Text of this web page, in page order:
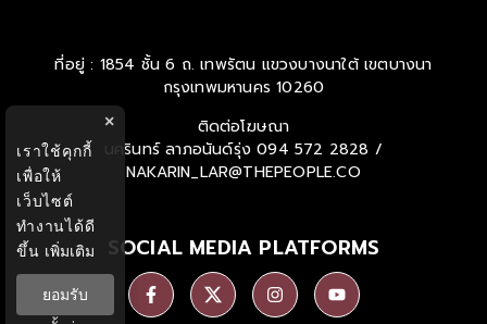
ที่อยู่ : 1854 ชั้น 6 ถ. เทพรัตน แขวงบางนาใต้ เขตบางนา
กรุงเทพมหานคร 10260
ติดต่อโฆษณา
นครินทร์ ลาภอนันด์รุ่ง 094 572 2828 /
NAKARIN_LAR@THEPEOPLE.CO
SOCIAL MEDIA PLATFORMS
×
เราใช้คุกกี้
เพื่อให้
เว็บไซต์
ทำงานได้ดี
ขึ้น เพิ่มเติม
ยอมรับ